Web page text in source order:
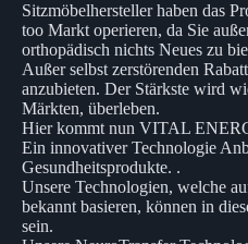
Sitzmöbelhersteller haben das
too Markt operieren, da Sie
orthopädisch nichts Neues zu
Außer selbst zerstörenden
anzubieten. Der Stärkste wird
Märkten, überleben.
Hier kommt nun VITAL
Ein innovativer Technologie
Gesundheitsprodukte. .
Unsere Technologien, welche
bekannt basieren, können in
sein.